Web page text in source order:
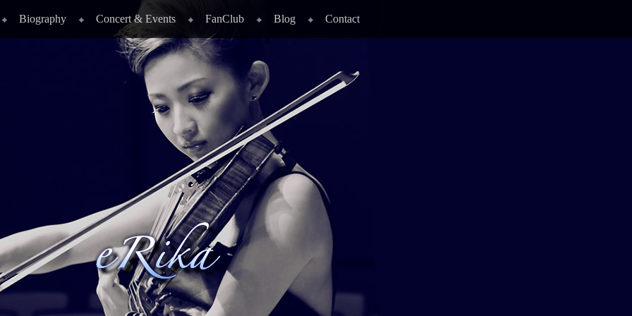
Biography Concert & Events FanClub Blog Contact